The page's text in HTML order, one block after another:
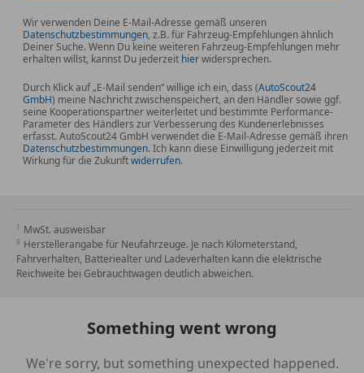
Wir verwenden Deine E-Mail-Adresse gemäß unseren
Datenschutzbestimmungen, z.B. für Fahrzeug-Empfehlungen ähnlich
Deiner Suche. Wenn Du keine weiteren Fahrzeug-Empfehlungen mehr
erhalten willst, kannst Du jederzeit hierwidersprechen.
Durch Klick auf „E-Mail senden“ willige ich ein, dass (AutoScout24
GmbH) meine Nachricht zwischenspeichert, an den Händler sowie ggf.
seine Kooperationspartner weiterleitet und bestimmte Performance-
Parameter des Händlers zur Verbesserung des Kundenerlebnisses
erfasst. AutoScout24 GmbH verwendet die E-Mail-Adresse gemäß ihren
Datenschutzbestimmungen. Ich kann diese Einwilligung jederzeit mit
Wirkung für die Zukunftwiderrufen.
MwSt. ausweisbar
Herstellerangabe für Neufahrzeuge. Je nach Kilometerstand,
Fahrverhalten, Batteriealter und Ladeverhalten kann die elektrische
Reichweite bei Gebrauchtwagen deutlich abweichen.
Something went wrong
We're sorry, but something unexpected happened.